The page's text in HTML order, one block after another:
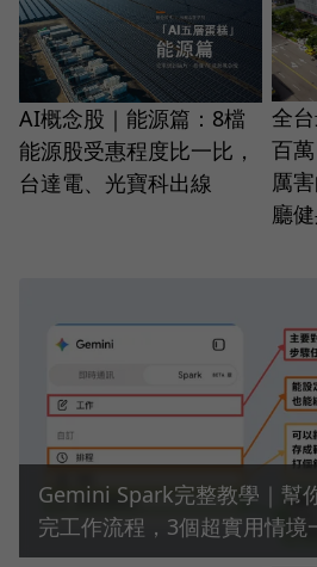
AI概念股｜能源篇：8檔
能源股受惠程度比一比，
台達電、光寶科出線
全
百
厲
廳
Gemini Spark完整教學｜幫
完工作流程，3個超實用情境